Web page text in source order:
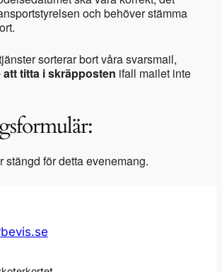
och behöver stämma
sorterar bort våra svarsmail,
titta i skräpposten ifall mailet inte
stängd för detta evenemang.